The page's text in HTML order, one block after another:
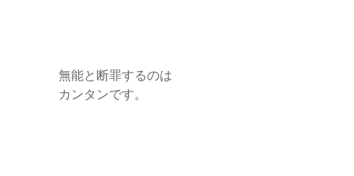
無能と断罪するのは
カンタンです。